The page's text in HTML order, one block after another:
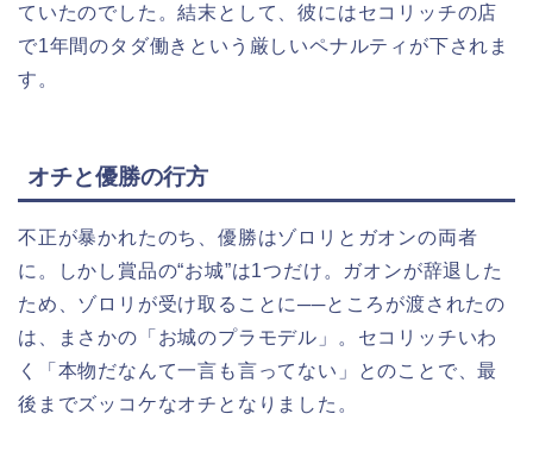
ていたのでした。結末として、彼にはセコリッチの店
で1年間のタダ働きという厳しいペナルティが下されま
す。
オチと優勝の行方
不正が暴かれたのち、優勝はゾロリとガオンの両者
に。しかし賞品の“お城”は1つだけ。ガオンが辞退した
ため、ゾロリが受け取ることに──ところが渡されたの
は、まさかの「お城のプラモデル」。セコリッチいわ
く「本物だなんて一言も言ってない」とのことで、最
後までズッコケなオチとなりました。